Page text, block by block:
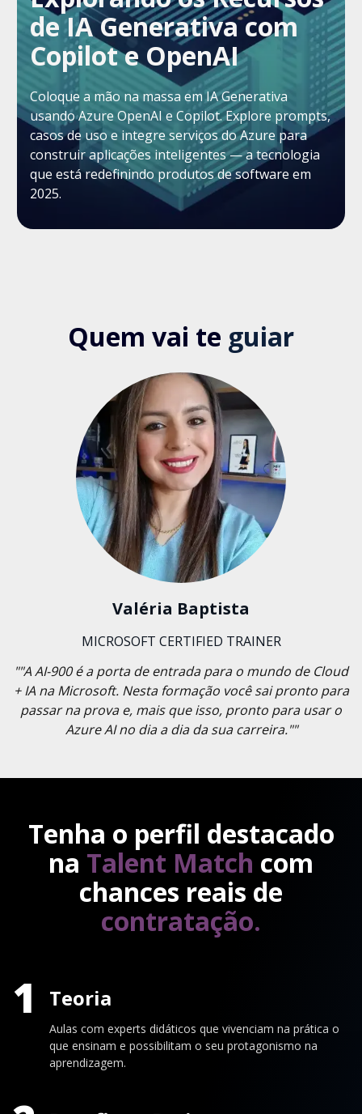
de IA Generativa com
Copilot e OpenAI
Coloque a mão na massa em IA Generativa
usando Azure OpenAI e Copilot. Explore prompts,
casos de uso e integre serviços do Azure para
construir aplicações inteligentes — a tecnologia
que está redefinindo produtos de software em
2025.
Quem vai te guiar
Valéria Baptista
MICROSOFT CERTIFIED TRAINER
""A AI-900 é a porta de entrada para o mundo de Cloud
+ IA na Microsoft. Nesta formação você sai pronto para
passar na prova e, mais que isso, pronto para usar o
Azure AI no dia a dia da sua carreira.""
Tenha o perfil destacado
na Talent Match com
chances reais de
contratação.
1 Teoria
Aulas com experts didáticos que vivenciam na prática o
que ensinam e possibilitam o seu protagonismo na
aprendizagem.